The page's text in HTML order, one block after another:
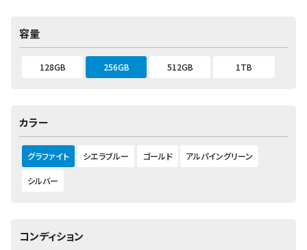
容量
128GB 256GB 512GB 1TB
カラー
グラファイト シエラブルー ゴールド アルパイングリーン
シルバー
コンディション